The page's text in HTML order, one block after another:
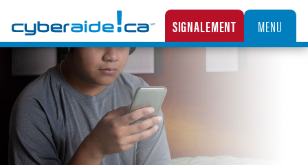
LA CENTRALE CANADIENNE DE SIGNALEMENT DES CAS D’EXPLOITATION SEXUELLE
SIGNALEMENT MENU